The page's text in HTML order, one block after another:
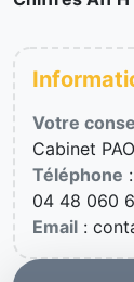
Votre
Cabinet PAO
Téléphone :
04 48 060
Email :